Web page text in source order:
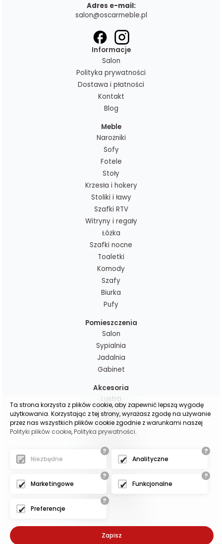
Adres e-mail:
salon@oscarmeble.pl
Informacje
Salon
Polityka prywatności
Dostawa i płatności
Kontakt
Blog
Meble
Narożniki
Sofy
Fotele
Stoły
Krzesła i hokery
Stoliki i ławy
Szafki RTV
Witryny i regały
Łóżka
Szafki nocne
Toaletki
Komody
Szafy
Biurka
Pufy
Pomieszczenia
Salon
Sypialnia
Jadalnia
Gabinet
Akcesoria
Lustra
Dekoracje
Poduchy i pledy
Lampy
Zasłony gotowe
Zasłony na wymiar
(c)2025 -
oscarmeble.pl
- - - - - - - - -
Ta strona korzysta z plików cookie, aby zapewnić lepszą wygodę
użytkowania. Korzystając z tej strony, wyrażasz zgodę na używanie
przez nas wszystkich plików cookie zgodnie z warunkami naszej
Polityki plików cookie,Polityka prywatności.
?
Niezbędne
?
Analityczne
?
Marketingowe
?
Funkcjonalne
?
Preferencje
Zapisz